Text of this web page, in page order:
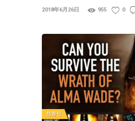
2018年6月26日 955 0
慈善包